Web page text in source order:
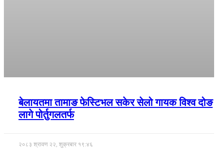
बेलायतमा तामाङ फेस्टिभल सकेर सेलो गायक विश्व दोङ
लागे पोर्तुगलतर्फ
२०८३ श्रावण २२, शुक्रबार १९:४६